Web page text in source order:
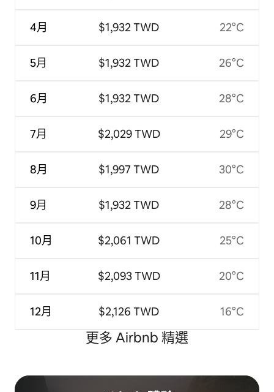
4月
5月
6月
7月
8月
9月
10月
11月
12月
$1,932 TWD
$1,932 TWD
$1,932 TWD
$2,029 TWD
$1,997 TWD
$1,932 TWD
$2,061 TWD
$2,093 TWD
$2,126 TWD
22°C
26°C
28°C
29°C
30°C
28°C
25°C
20°C
16°C
更多 Airbnb 精選